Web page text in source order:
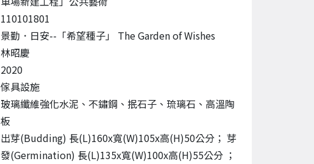
110101801
景勤．日安--「希望種子」 The Garden of Wishes
林昭慶
2020
傢具設施
玻璃纖維強化水泥、不鏽鋼、抿石子、琉璃石、高溫陶
板
出芽(Budding) 長(L)160x寬(W)105x高(H)50公分； 芽
發(Germination) 長(L)135x寬(W)100x高(H)55公分 ；